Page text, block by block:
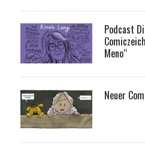
Podcast
Meno“
Neuer